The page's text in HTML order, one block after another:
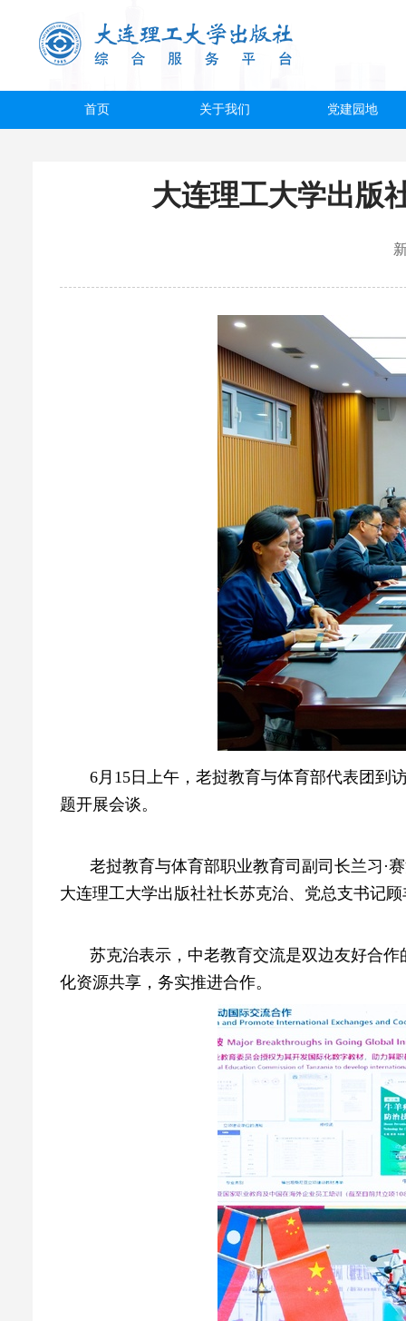
首页 关于我们 党建园地
大连理工大学出版
6月15日上午，老挝教育与体育部代表团到
题开展会谈。
老挝教育与体育部职业教育司副司长兰习·
大连理工大学出版社社长苏克治、党总支书记
苏克治表示，中老教育交流是双边友好合
化资源共享，务实推进合作。